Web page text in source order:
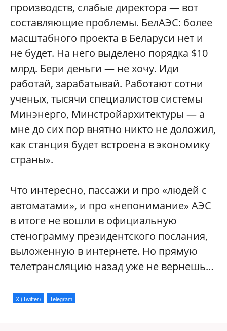
производств, слабые директора — вот
составляющие проблемы. БелАЭС: более
масштабного проекта в Беларуси нет и
не будет. На него выделено порядка $10
млрд. Бери деньги — не хочу. Иди
работай, зарабатывай. Работают сотни
ученых, тысячи специалистов системы
Минэнерго, Минстройархитектуры — а
мне до сих пор внятно никто не доложил,
как станция будет встроена в экономику
страны».
Что интересно, пассажи и про «людей с
автоматами», и про «непонимание» АЭС
в итоге не вошли в официальную
стенограмму президентского послания,
выложенную в интернете. Но прямую
телетрансляцию назад уже не вернешь…
X (Twitter) Telegram